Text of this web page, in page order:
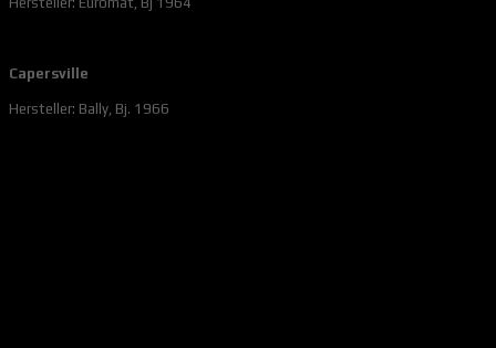
Capersville
Hersteller: Bally, Bj. 1966